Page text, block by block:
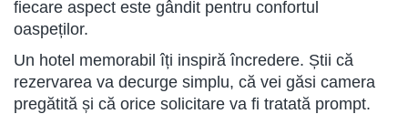
fiecare aspect este gândit pentru confortul
oaspeților.
Un hotel memorabil îți inspiră încredere. Știi că
rezervarea va decurge simplu, că vei găsi camera
pregătită și că orice solicitare va fi tratată prompt.